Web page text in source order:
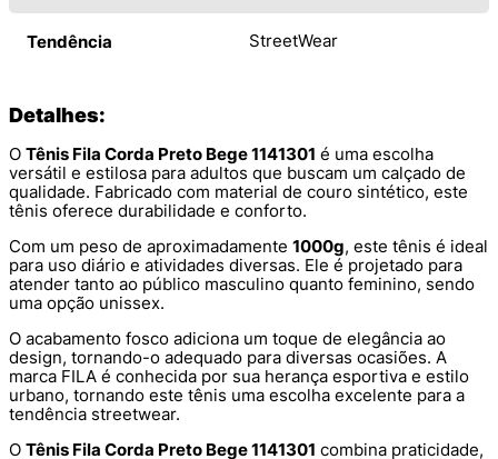
Tendência StreetWear
Detalhes:
O Tênis Fila Corda Preto Bege 1141301 é uma escolha
versátil e estilosa para adultos que buscam um calçado de
qualidade. Fabricado com material de couro sintético, este
tênis oferece durabilidade e conforto.
Com um peso de aproximadamente 1000g, este tênis é ideal
para uso diário e atividades diversas. Ele é projetado para
atender tanto ao público masculino quanto feminino, sendo
uma opção unissex.
O acabamento fosco adiciona um toque de elegância ao
design, tornando-o adequado para diversas ocasiões. A
marca FILA é conhecida por sua herança esportiva e estilo
urbano, tornando este tênis uma escolha excelente para a
tendência streetwear.
O Tênis Fila Corda Preto Bege 1141301 combina praticidade,